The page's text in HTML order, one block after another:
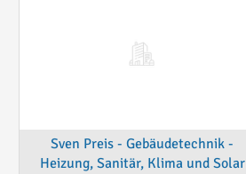
Sven Preis - Gebäudetechnik -
Heizung, Sanitär, Klima und Solar